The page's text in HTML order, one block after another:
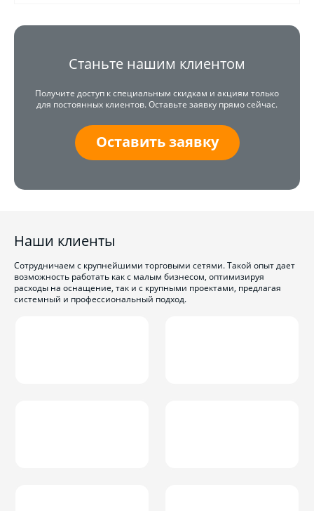
Станьте нашим клиентом
Получите доступ к специальным скидкам и акциям только
для постоянных клиентов. Оставьте заявку прямо сейчас.
Оставить заявку
Наши клиенты
Сотрудничаем с крупнейшими торговыми сетями. Такой опыт дает
возможность работать как с малым бизнесом, оптимизируя
расходы на оснащение, так и с крупными проектами, предлагая
системный и профессиональный подход.